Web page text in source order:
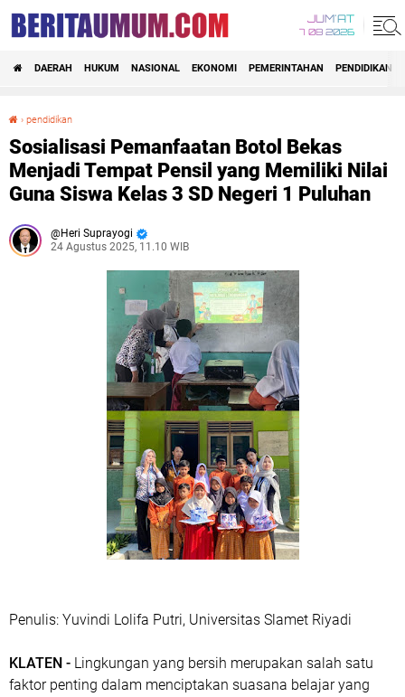
JUM'AT
7 08 2026
DAERAH HUKUM NASIONAL EKONOMI PEMERINTAHAN PENDIDIKAN
› pendidikan
Sosialisasi Pemanfaatan Botol Bekas
Menjadi Tempat Pensil yang Memiliki Nilai
Guna Siswa Kelas 3 SD Negeri 1 Puluhan
Heri Suprayogi
24 Agustus 2025, 11.10 WIB
Penulis: Yuvindi Lolifa Putri, Universitas Slamet Riyadi
KLATEN - Lingkungan yang bersih merupakan salah satu
faktor penting dalam menciptakan suasana belajar yang